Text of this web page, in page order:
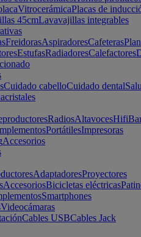
VitrocerámicaPlacas de
45cmLavavajillas integrables
FreidorasAspiradoresCafeteras
EstufasRadiadoresCalefactores
Cuidado cabelloCuidado dental
RadiosAltavocesHifi
PortátilesImpresoras
Accesorios
AdaptadoresProyectores
AccesoriosBicicletas eléctricas
Smartphones
Videocámaras
Cables USBCables Jack